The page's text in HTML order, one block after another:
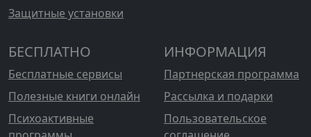
Защитные установки
БЕСПЛАТНО
Бесплатные сервисы
Полезные книги онлайн
Психоактивные
ИНФОРМАЦИЯ
Партнерская программа
Рассылка и подарки
Пользовательское